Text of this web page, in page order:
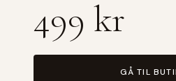
499 kr
GÅ TIL